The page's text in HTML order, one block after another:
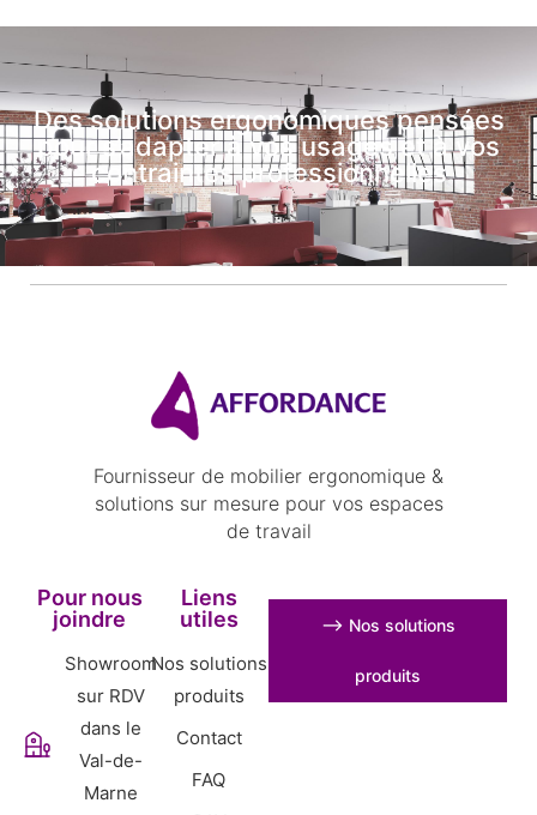
Des solutions ergonomiques pensées
pour s’adapter à vos usages et à vos
contraintes professionnelles
Fournisseur de mobilier ergonomique &
solutions sur mesure pour vos espaces
de travail
Pour nous
joindre
Showroom
sur RDV
dans le
Val-de-
Marne
Liens
utiles
Nos solutions
produits
Contact
FAQ
⟶ Nos solutions
produits